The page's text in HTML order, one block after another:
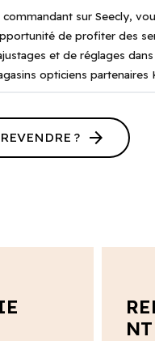
commandant sur Seecly,
de profiter des
et de réglages
opticiens partenaires
? arrow_forward
NT